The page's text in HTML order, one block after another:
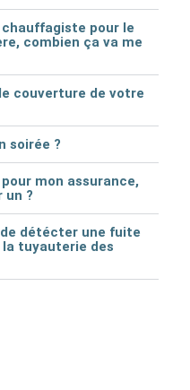
pour le
combien ça va me
couverture de votre
soirée ?
mon assurance,
un ?
détécter une fuite
tuyauterie des